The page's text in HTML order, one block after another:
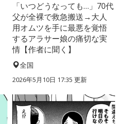
「いつどうなっても…」70代
父が全裸で救急搬送→大人
用オムツを手に最悪を覚悟
するアラサー娘の痛切な実
情【作者に聞く】
全国
2026年5月10日 17:35 更新